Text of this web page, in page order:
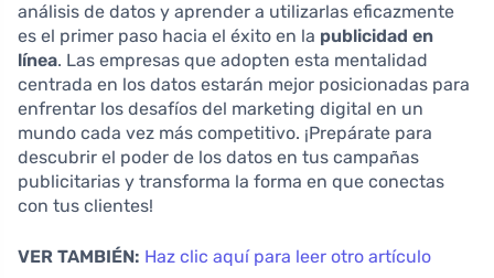
análisis de datos y aprender a utilizarlas eficazmente
es el primer paso hacia el éxito en la publicidad en
línea. Las empresas que adopten esta mentalidad
centrada en los datos estarán mejor posicionadas para
enfrentar los desafíos del marketing digital en un
mundo cada vez más competitivo. ¡Prepárate para
descubrir el poder de los datos en tus campañas
publicitarias y transforma la forma en que conectas
con tus clientes!
VER TAMBIÉN: Haz clic aquí para leer otro artículo